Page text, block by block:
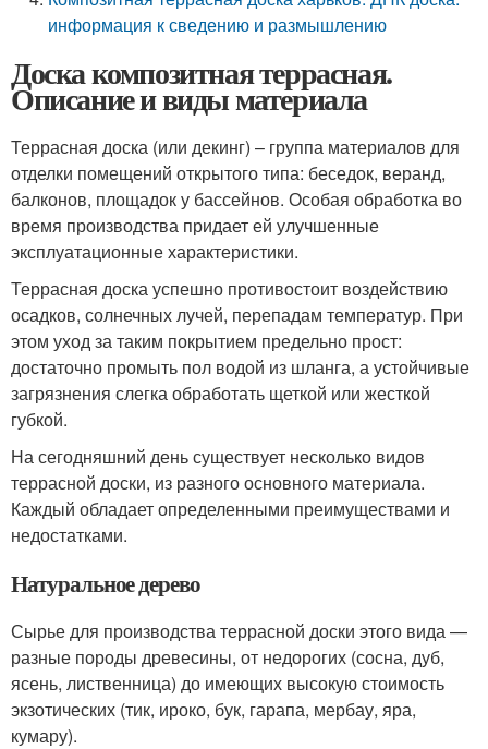
информация к сведению и размышлению
Доска композитная террасная.
Описание и виды материала
Террасная доска (или декинг) – группа материалов для
отделки помещений открытого типа: беседок, веранд,
балконов, площадок у бассейнов. Особая обработка во
время производства придает ей улучшенные
эксплуатационные характеристики.
Террасная доска успешно противостоит воздействию
осадков, солнечных лучей, перепадам температур. При
этом уход за таким покрытием предельно прост:
достаточно промыть пол водой из шланга, а устойчивые
загрязнения слегка обработать щеткой или жесткой
губкой.
На сегодняшний день существует несколько видов
террасной доски, из разного основного материала.
Каждый обладает определенными преимуществами и
недостатками.
Натуральное дерево
Сырье для производства террасной доски этого вида —
разные породы древесины, от недорогих (сосна, дуб,
ясень, лиственница) до имеющих высокую стоимость
экзотических (тик, ироко, бук, гарапа, мербау, яра,
кумару).